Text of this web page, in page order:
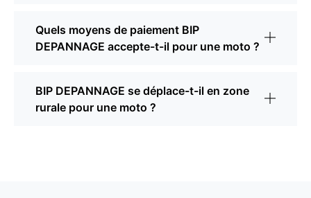
Quels moyens de paiement BIP
DEPANNAGE accepte-t-il pour une moto ?
BIP DEPANNAGE se déplace-t-il en zone
rurale pour une moto ?